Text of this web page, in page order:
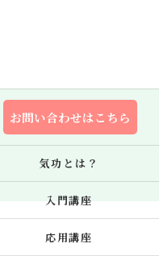
お問い合わせはこちら
気功とは？
入門講座
応用講座